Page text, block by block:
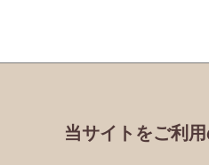
当サイトをご利